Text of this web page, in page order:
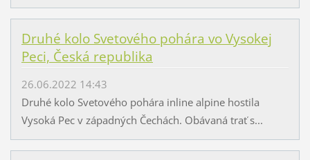
Druhé kolo Svetového pohára vo Vysokej
Peci, Česká republika
26.06.2022 14:43
Druhé kolo Svetového pohára inline alpine hostila
Vysoká Pec v západných Čechách. Obávaná trať s...